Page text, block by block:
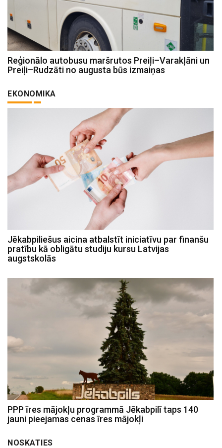
Reģionālo autobusu maršrutos Preiļi–Varakļāni un
Preiļi–Rudzāti no augusta būs izmaiņas
EKONOMIKA
Jēkabpiliešus aicina atbalstīt iniciatīvu par finanšu
pratību kā obligātu studiju kursu Latvijas
augstskolās
PPP īres mājokļu programmā Jēkabpilī taps 140
jauni pieejamas cenas īres mājokļi
NOSKATIES